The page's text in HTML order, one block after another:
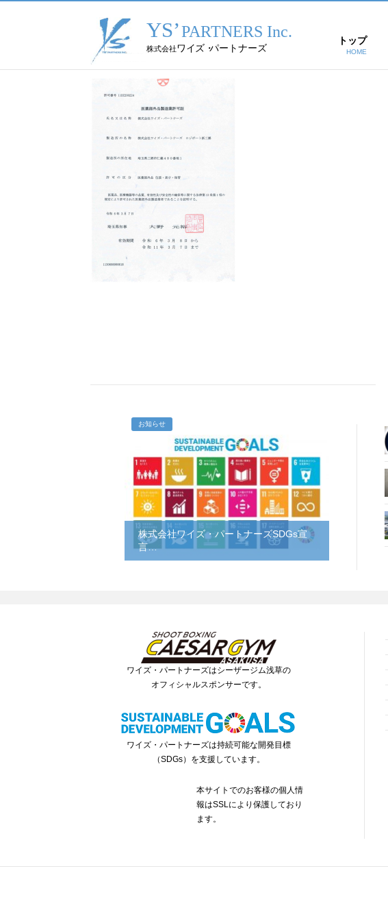
トップ
HOME
お知らせ
株式会社ワイズ・パートナーズSDGs宣
言…
ワイズ・パートナーズはシーザージム浅草の
オフィシャルスポンサーです。
ワイズ・パートナーズは持続可能な開発目標
（SDGs）を支援しています。
本サイトでのお客様の個人情
報はSSLにより保護しており
ます。